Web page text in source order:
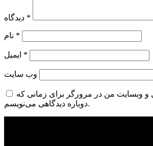
*
*
*
وب‌ سایت
و وبسایت من در مرورگر برای زمانی که
دوباره دیدگاهی می‌نویسم.